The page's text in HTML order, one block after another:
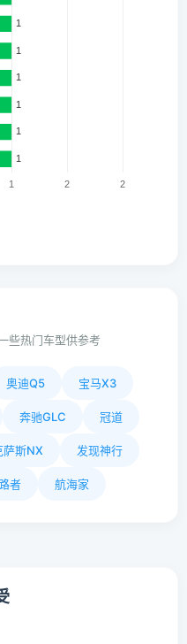
些热门车型供参考
奥迪Q5 宝马X3
奔驰GLC 冠道
萨斯NX 发现神行
者 航海家